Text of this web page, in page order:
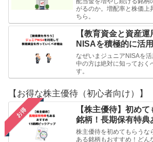
がるのか。増配率と株価上
ちら。
【教育資金と資産
NISAを積極的に活
なぜいまジュニアNISAを
中の方は絶対に知っておく
す。
【お得な株主優待（初心者向け）】
お得
【株主優待】初め
銘柄！長期保有特典
株主優待を初めてもらうな
ある銘柄もおすすめ！どん